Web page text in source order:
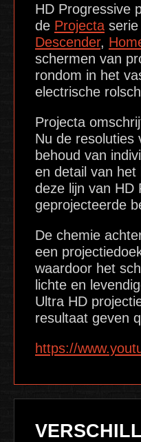
HD Progressive
de Projecta serie
Descender,
schermen van
rondom in het
electrische
Projecta
Nu de resoluties
behoud van
en detail van
deze lijn van HD
geprojecteerde
De chemie
een
waardoor het
lichte en
Ultra HD
resultaat geven
https://